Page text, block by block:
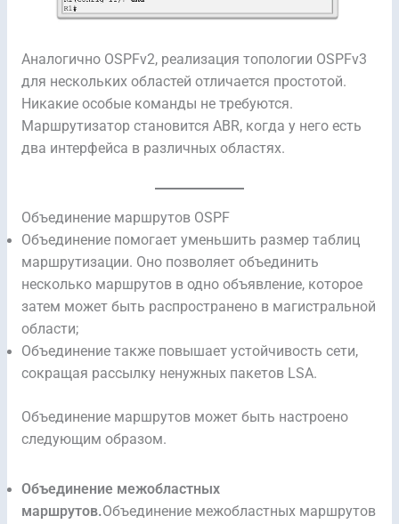
Аналогично OSPFv2, реализация топологии OSPFv3
для нескольких областей отличается простотой.
Никакие особые команды не требуются.
Маршрутизатор становится ABR, когда у него есть
два интерфейса в различных областях.
Объединение маршрутов OSPF
Объединение помогает уменьшить размер таблиц
маршрутизации. Оно позволяет объединить
несколько маршрутов в одно объявление, которое
затем может быть распространено в магистральной
области;
Объединение также повышает устойчивость сети,
сокращая рассылку ненужных пакетов LSA.
Объединение маршрутов может быть настроено
следующим образом.
Объединение межобластных
маршрутов.Объединение межобластных маршрутов